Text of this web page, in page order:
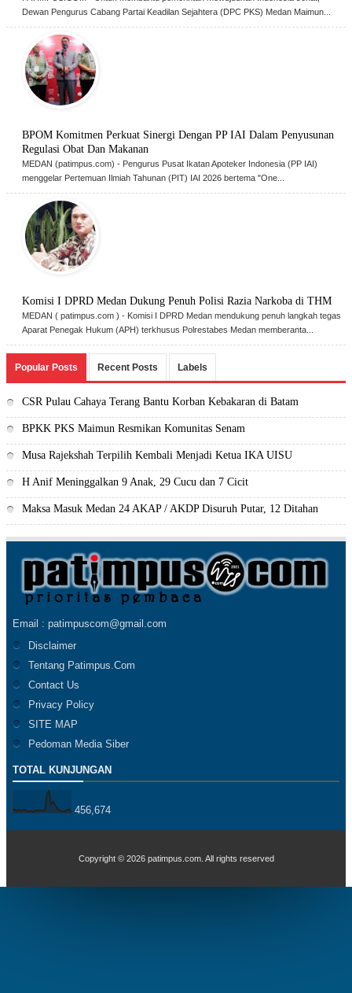
Dewan Pengurus Cabang Partai Keadilan Sejahtera (DPC PKS) Medan Maimun...
BPOM Komitmen Perkuat Sinergi Dengan PP IAI Dalam Penyusunan
Regulasi Obat Dan Makanan
MEDAN (patimpus.com) - Pengurus Pusat Ikatan Apoteker Indonesia (PP IAI)
menggelar Pertemuan Ilmiah Tahunan (PIT) IAI 2026 bertema "One...
Komisi I DPRD Medan Dukung Penuh Polisi Razia Narkoba di THM
MEDAN ( patimpus.com ) - Komisi I DPRD Medan mendukung penuh langkah tegas
Aparat Penegak Hukum (APH) terkhusus Polrestabes Medan memberanta...
Popular Posts Recent Posts Labels
CSR Pulau Cahaya Terang Bantu Korban Kebakaran di Batam
BPKK PKS Maimun Resmikan Komunitas Senam
Musa Rajekshah Terpilih Kembali Menjadi Ketua IKA UISU
H Anif Meninggalkan 9 Anak, 29 Cucu dan 7 Cicit
Maksa Masuk Medan 24 AKAP / AKDP Disuruh Putar, 12 Ditahan
Email : patimpuscom@gmail.com
Disclaimer
Tentang Patimpus.Com
Contact Us
Privacy Policy
SITE MAP
Pedoman Media Siber
TOTAL KUNJUNGAN
456,674
Copyright © 2026 patimpus.com. All rights reserved